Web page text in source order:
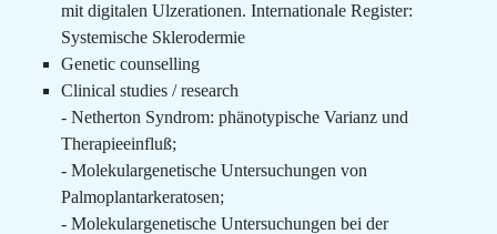
mit digitalen Ulzerationen. Internationale Register:
Systemische Sklerodermie
Genetic counselling
Clinical studies / research
- Netherton Syndrom: phänotypische Varianz und
Therapieeinfluß;
- Molekulargenetische Untersuchungen von
Palmoplantarkeratosen;
- Molekulargenetische Untersuchungen bei der